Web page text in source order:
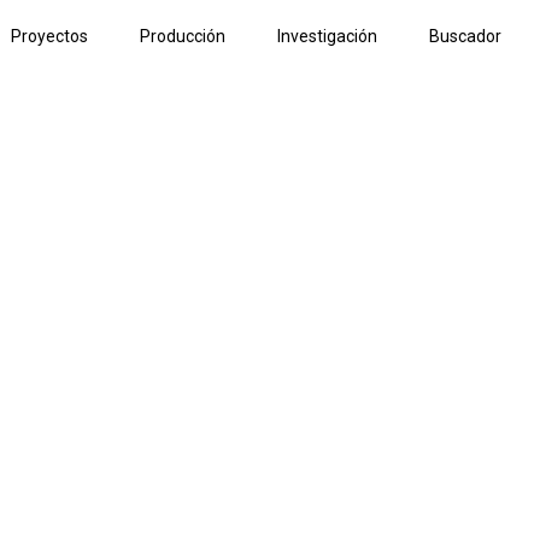
Proyectos Producción Investigación Buscador